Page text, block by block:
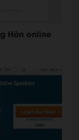
Hàn online